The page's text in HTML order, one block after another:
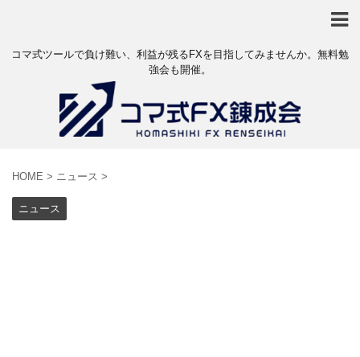
コマ式ツールで負け難い、利益が残るFXを目指してみませんか。無料勉
強会も開催。
HOME > ニュース >
ニュース